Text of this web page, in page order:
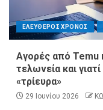
ΕΛΕΥΘΕΡΟΣ ΧΡΟΝΟΣ
Αγορές από Temu
τελωνεία και
«τρίευρα»
29 Ιουνίου 2026